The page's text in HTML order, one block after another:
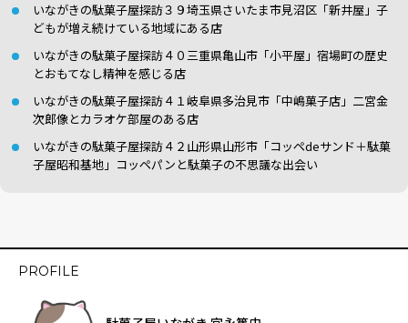
いながきの駄菓子屋探訪３９埼玉県さいたま市見沼区「新井屋」子
どもが増え続けている地域にある店
いながきの駄菓子屋探訪４０三重県亀山市「小平屋」宿場町の歴史
とおもてなし精神を感じる店
いながきの駄菓子屋探訪４１岐阜県多治見市「中嶋菓子店」二宮金
次郎像とカラオケ部屋のある店
いながきの駄菓子屋探訪４２山形県山形市「コッペdeサンド＋駄菓
子屋昭和基地」コッペパンと駄菓子の不思議な出会い
PROFILE